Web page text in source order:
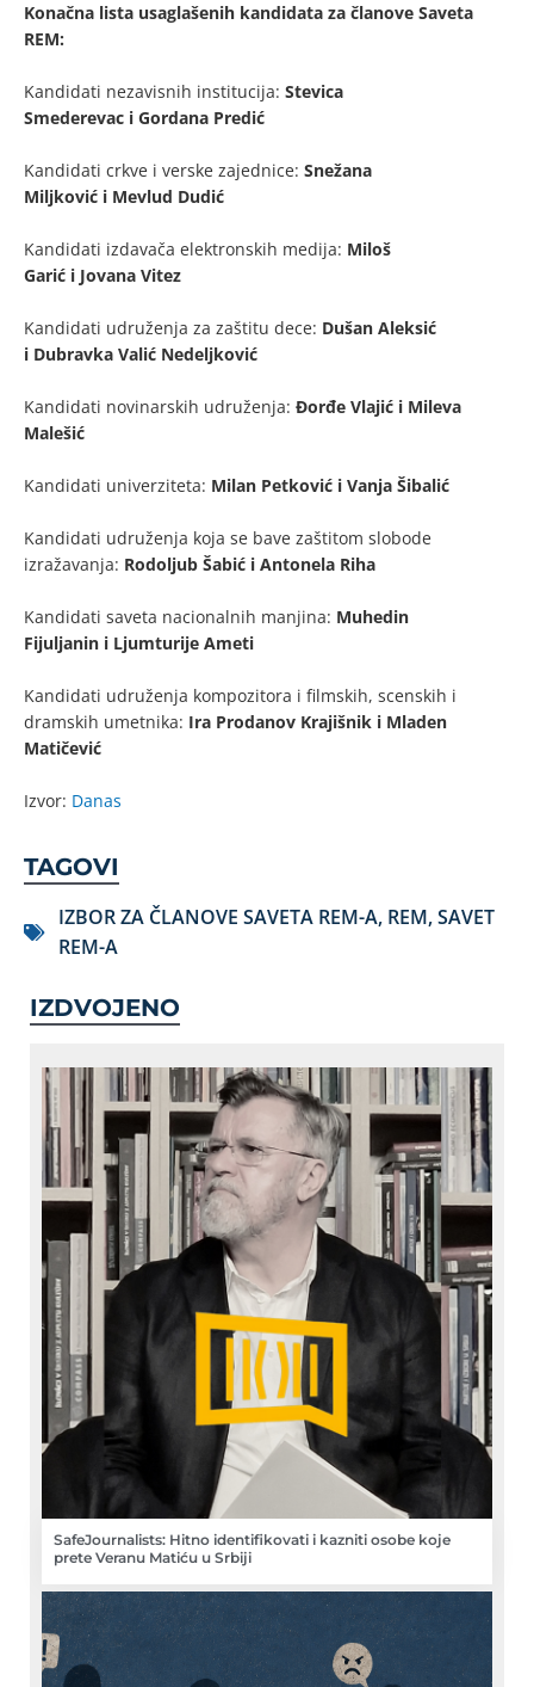
Konačna lista usaglašenih kandidata za članove Saveta
REM:
Kandidati nezavisnih institucija: Stevica
Smederevac i Gordana Predić
Kandidati crkve i verske zajednice: Snežana
Miljković i Mevlud Dudić
Kandidati izdavača elektronskih medija: Miloš
Garić i Jovana Vitez
Kandidati udruženja za zaštitu dece: Dušan Aleksić
i Dubravka Valić Nedeljković
Kandidati novinarskih udruženja: Đorđe Vlajić i Mileva
Malešić
Kandidati univerziteta: Milan Petković i Vanja Šibalić
Kandidati udruženja koja se bave zaštitom slobode
izražavanja: Rodoljub Šabić i Antonela Riha
Kandidati saveta nacionalnih manjina: Muhedin
Fijuljanin i Ljumturije Ameti
Kandidati udruženja kompozitora i filmskih, scenskih i
dramskih umetnika: Ira Prodanov Krajišnik i Mladen
Matičević
Izvor: Danas
TAGOVI
IZBOR ZA ČLANOVE SAVETA REM-A, REM,SAVET
REM-A
IZDVOJENO
SafeJournalists: Hitno identifikovati i kazniti osobe koje
prete Veranu Matiću u Srbiji